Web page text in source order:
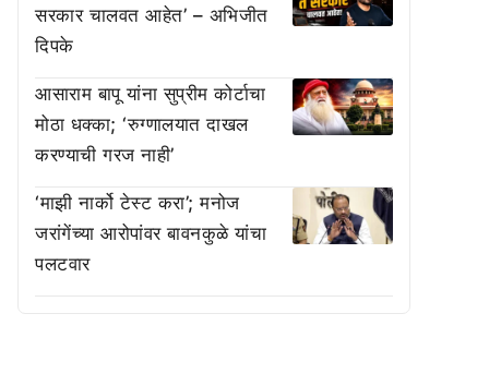
सरकार चालवत आहेत’ – अभिजीत
दिपके
आसाराम बापू यांना सुप्रीम कोर्टाचा
मोठा धक्का; ‘रुग्णालयात दाखल
करण्याची गरज नाही’
‘माझी नार्को टेस्ट करा’; मनोज
जरांगेंच्या आरोपांवर बावनकुळे यांचा
पलटवार